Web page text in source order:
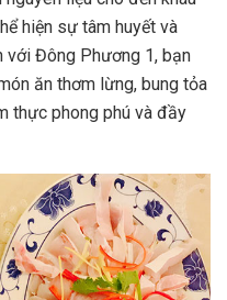
hiện sự tâm huyết và
với Đông Phương 1, bạn
ăn thơm lừng, bung tỏa
thực phong phú và đầy